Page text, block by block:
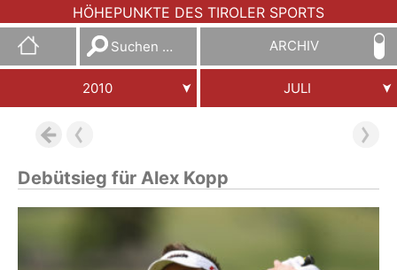
HÖHEPUNKTE DES TIROLER SPORTS
Suchen
nach:
ARCHIV
2010 JULI
Debütsieg für Alex Kopp